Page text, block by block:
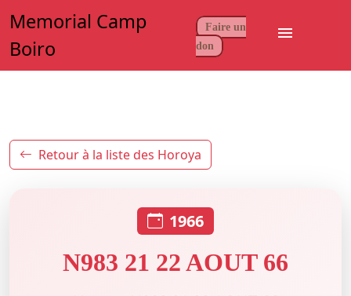
Memorial Camp
Boiro
Faire un
don
menu
Retour à la liste des Horoya
1966
N983 21 22 AOUT 66